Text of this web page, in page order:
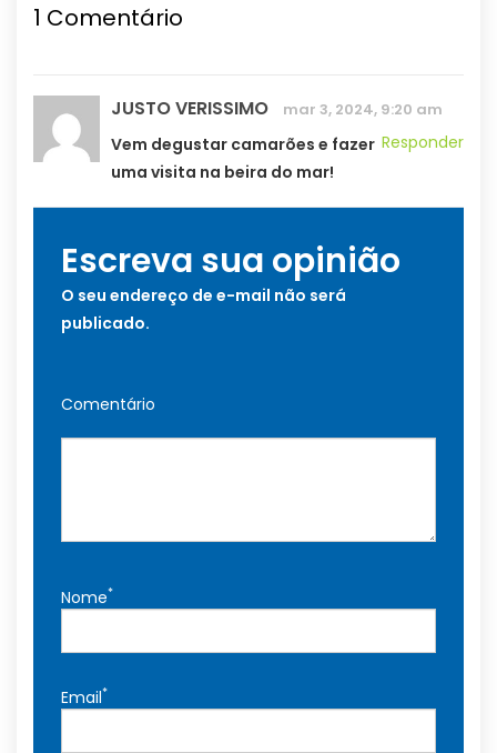
1 Comentário
JUSTO VERISSIMO mar 3, 2024, 9:20 am
Responder
Vem degustar camarões e fazer
uma visita na beira do mar!
Escreva sua opinião
O seu endereço de e-mail não será
publicado.
Comentário
Nome*
Email*